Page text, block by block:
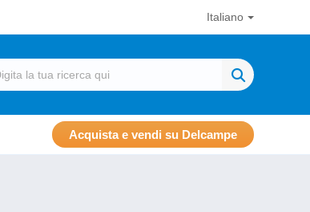
Italiano
Acquista e vendi su Delcampe